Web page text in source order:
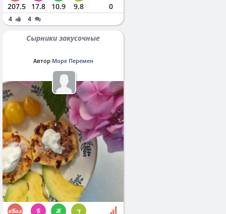
207.5 17.8 10.9 9.8 0
4 4
Сырники закусочные
Автор Море Перемен